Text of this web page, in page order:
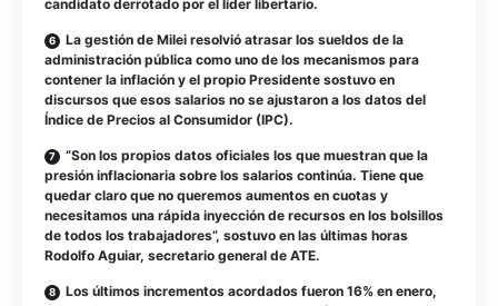
candidato derrotado por el líder libertario.
La gestión de Milei resolvió atrasar los sueldos de la
administración pública como uno de los mecanismos para
contener la inflación y el propio Presidente sostuvo en
discursos que esos salarios no se ajustaron a los datos del
Índice de Precios al Consumidor (IPC).
“Son los propios datos oficiales los que muestran que la
presión inflacionaria sobre los salarios continúa. Tiene que
quedar claro que no queremos aumentos en cuotas y
necesitamos una rápida inyección de recursos en los bolsillos
de todos los trabajadores”, sostuvo en las últimas horas
Rodolfo Aguiar, secretario general de ATE.
Los últimos incrementos acordados fueron 16% en enero,